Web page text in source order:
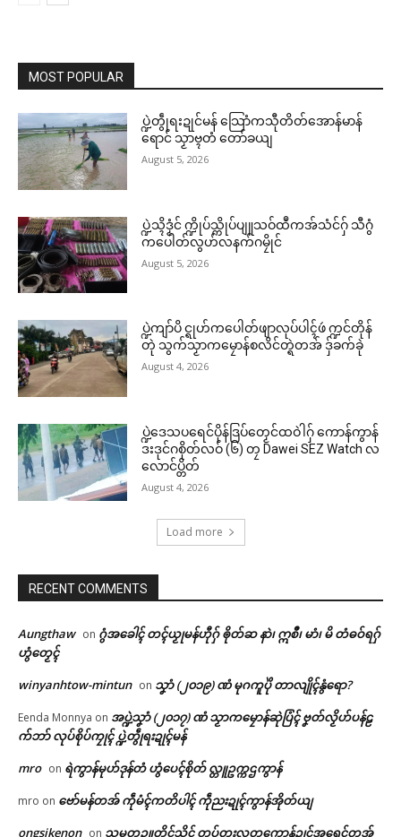
MOST POPULAR
ပ္ဍဲတွဵုရးဍုင်မန် သြောံကသီုတိတ်အောန်မာန်
ရောင် သၟာဗ္ၚတံ တော်ခယျ
August 5, 2026
ပ္ဍဲသ္ၚိဒၟံင် က္ဍိုပ်သ္ကိုပ်ပျူသဝ်ထဳကအ်သံင်ဂှ် သီဂွံ
ကပေါတ်လွဟ်လနက်ဂမၠိုင်
August 5, 2026
ပ္ဍဲကျာ်ပိ င္ရုဟ်ကပေါတ်ဖျာလုပ်ပါၚ်ဖဴ က္ဍင်တိုန်
တုဲ သွက်သၟာကမၠောန်စလိင်တ္ရဲတအ် ဒှ်ခက်ခုဲ
August 4, 2026
ပ္ဍဲဒေသပရေင်ပိုန်ဒြပ်တၟေင်ထဝဲါဂှ် ကောန်ကွာန်
ဒးဒုင်ဂစိုတ်လဝ် (၆) တၠ Dawei SEZ Watch လ
လောင်ပ္တိတ်
August 4, 2026
Load more
RECENT COMMENTS
Aungthaw on ဂွံအခေါၚ် တၚ်ယၟုမန်ဟီုဂှ် ၜိုတ်ဆ နာဲ၊ ဣစဳ၊ မာံ၊ မိ တံဓဝ်ရဂှ်
ဟွံတၟေၚ်
winyanhtow-mintun on သၞာံ (၂၀၁၉) ဏံ မုဂကူပိုဲ တာလျိုၚ်နွံရော?
Eenda Monnya on အပ္ဍဲသၞာံ (၂၀၁၇) ဏံ သၟာကမၠောန်ဆုဲပြံၚ် ဗၞတ်လၟိဟ်ပန်ဠ
က်ဘာ် လုပ်စိုပ်ကၠုၚ် ပ္ဍဲတွဵုရးဍုၚ်မန်
mro on ရဲကွာန်မုဟ်ဒုန်တံ ဟွံပေၚ်စိုတ် လ္တူဥက္ကဌကွာန်
mro on ဗော်မန်တအ် ကဵုမံၚ်ကတိပါၚ် ကဵုညးဍုၚ်ကွာန်အိုတ်ယျ
ongsikenon on သမ္မတဥူတိၚ်သိၚ် တပ်တးလတူကောန်ဍုၚ်အရေၚ်တအ်